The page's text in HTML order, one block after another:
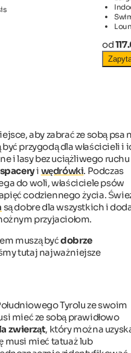
od
aby zabrać ze sobą psa
przygodą dla właścicieli i
i lasy bez uciążliwego ruchu
i wędrówki. Podczas
do woli, właściciele psów
codziennego życia.
są dobre dla wszystkich i
przyjaciołom.
muszą byćdobrze
tutaj najważniejsze
Tyrolu ze swoim
mieć ze sobą prawidłowo
zwierząt, który można
musi mieć tatuaż lub